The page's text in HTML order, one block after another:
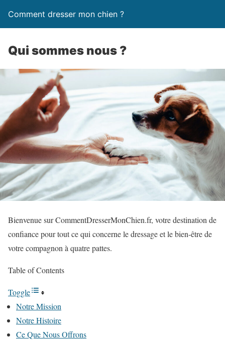
Comment dresser mon chien ?
Qui sommes nous ?
Bienvenue sur CommentDresserMonChien.fr, votre destination de
confiance pour tout ce qui concerne le dressage et le bien-être de
votre compagnon à quatre pattes.
Table of Contents
Toggle
Notre Mission
Notre Histoire
Ce Que Nous Offrons